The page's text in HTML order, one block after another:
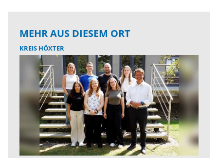
MEHR AUS DIESEM ORT
KREIS HÖXTER